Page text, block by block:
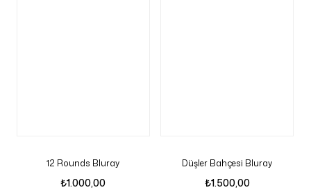
12 Rounds Bluray
₺1.000,00
Düşler Bahçesi Bluray
₺1.500,00